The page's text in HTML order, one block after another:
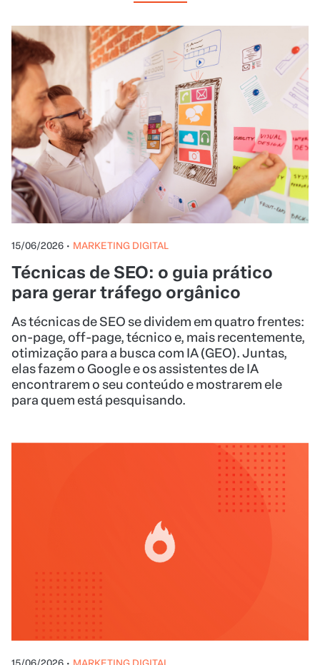
15/06/2026 • MARKETING DIGITAL
Técnicas de SEO: o guia prático
para gerar tráfego orgânico
As técnicas de SEO se dividem em quatro frentes:
on-page, off-page, técnico e, mais recentemente,
otimização para a busca com IA (GEO). Juntas,
elas fazem o Google e os assistentes de IA
encontrarem o seu conteúdo e mostrarem ele
para quem está pesquisando.
15/06/2026 • MARKETING DIGITAL